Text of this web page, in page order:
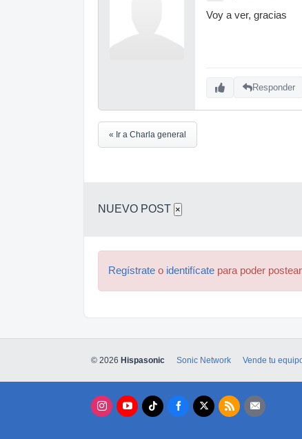
Voy a ver, gracias
Responder
« Ir a Charla general
NUEVO POST ×
Regístrate o identifícate para poder
© 2026 Hispasonic Sonic Network Vende tu